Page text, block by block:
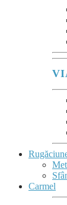
Carmel